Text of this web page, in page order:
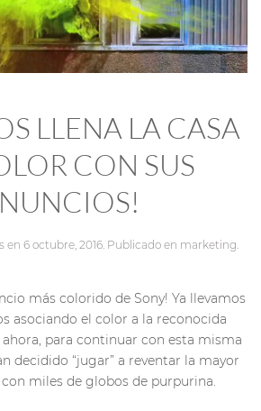
LLENA LA CASA
CON SUS
en 6 octubre, 2016. Publicado en marketing.
más colorido de Sony! Ya llevamos
asociando el color a la reconocida
para continuar con esta misma
decidido “jugar” a reventar la mayor
miles de globos de purpurina.